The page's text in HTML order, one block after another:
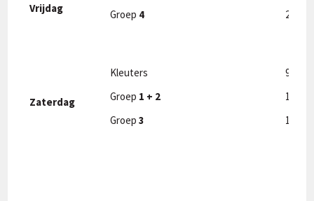
Vrijdag
Groep 4
20 u
Zaterdag
Kleuters
Groep 1 + 2
Groep3
9 u 30
10 u
11 u